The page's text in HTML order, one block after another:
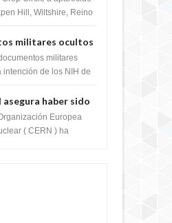
Hill, Wiltshire, Reino
militares ocultos
de los NIH de
utilizando la
militares
intención de los NIH de
asegura haber sido
luz durante una
de Hadrones
Europea
( CERN ) ha